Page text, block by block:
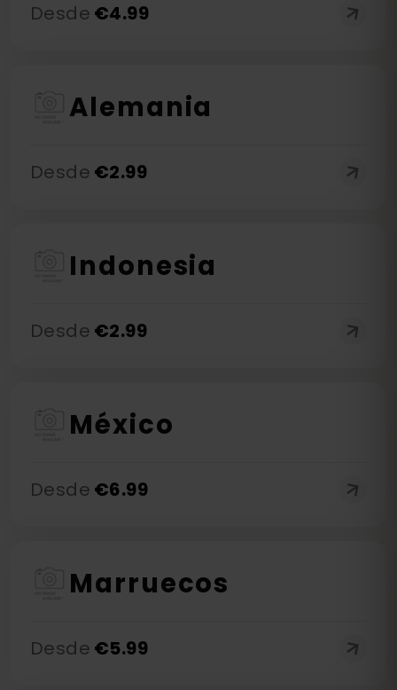
Desde €4.99
Alemania
Desde €2.99
Indonesia
Desde €2.99
México
Desde €6.99
Marruecos
Desde €5.99